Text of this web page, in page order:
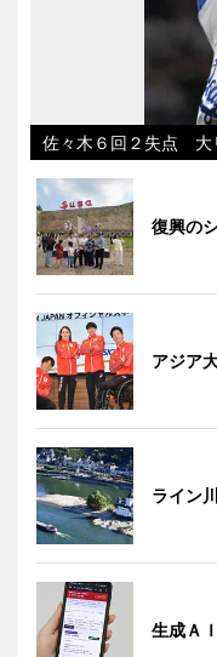
佐々木６回２失点 大
復興の
アジア
ライン
生成Ａ